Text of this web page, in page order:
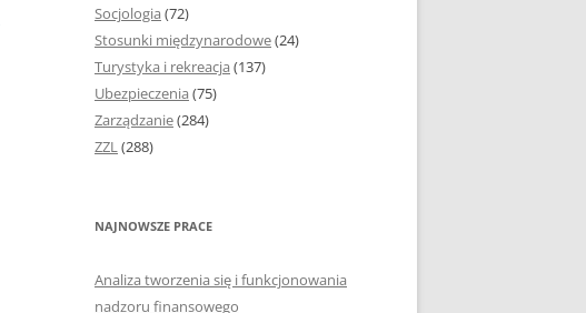
SPIS RYSUNKÓW, TABEL I
ZAŁĄCZNIKÓW
TABELE, RYSUNKI ORAZ WYKRESY
KSIĄŻKI, KTÓRE POMOGĄ CI
Socjologia (72)
Stosunki międzynarodowe(24)
Turystyka i rekreacja (137)
Ubezpieczenia (75)
Zarządzanie(284)
ZZL(288)
NAJNOWSZE PRACE
Analiza tworzenia się i funkcjonowania
nadzoru finansowego